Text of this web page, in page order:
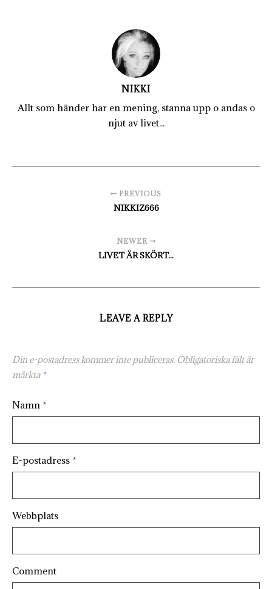
NIKKI
Allt som händer har en mening, stanna upp o andas o
njut av livet...
PREVIOUS
NIKKIZ666
NEWER
LIVET ÄR SKÖRT...
LEAVE A REPLY
Din e-postadress kommer inte publiceras. Obligatoriska fält är
märkta *
Namn *
E-postadress *
Webbplats
Comment